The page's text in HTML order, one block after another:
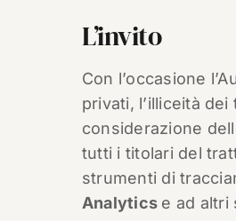
L’invito
Con l’occasione
privati, l’illiceità
considerazione
tutti i titolari del
strumenti di
Analytics e ad altri